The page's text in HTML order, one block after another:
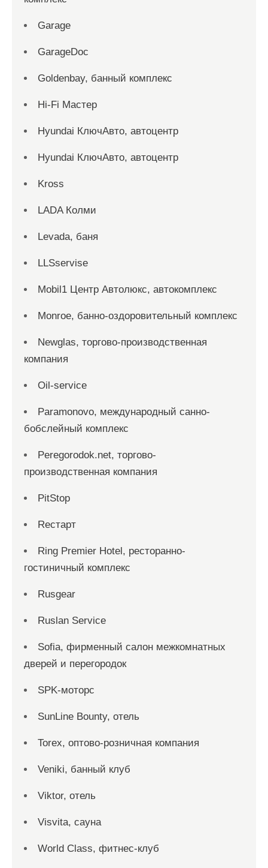
Garage
GarageDoc
Goldenbay, банный комплекс
Hi-Fi Мастер
Hyundai КлючАвто, автоцентр
Hyundai КлючАвто, автоцентр
Kross
LADA Колми
Levada, баня
LLSservise
Mobil1 Центр Автолюкс, автокомплекс
Monroe, банно-оздоровительный комплекс
Newglas, торгово-производственная
компания
Oil-service
Paramonovo, международный санно-
бобслейный комплекс
Peregorodok.net, торгово-
производственная компания
PitStop
Reстарт
Ring Premier Hotel, ресторанно-
гостиничный комплекс
Rusgear
Ruslan Service
Sofia, фирменный салон межкомнатных
дверей и перегородок
SPK-моторс
SunLine Bounty, отель
Torex, оптово-розничная компания
Veniki, банный клуб
Viktor, отель
Visvita, сауна
World Class, фитнес-клуб